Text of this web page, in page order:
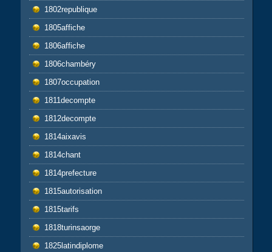
1802republique
1805affiche
1806affiche
1806chambéry
1807occupation
1811decompte
1812decompte
1814aixavis
1814chant
1814prefecture
1815autorisation
1815tarifs
1818turinsaorge
1825latindiplome